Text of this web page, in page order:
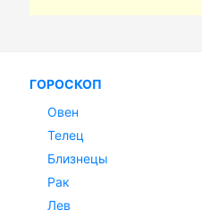
ГОРОСКОП
Овен
Телец
Близнецы
Рак
Лев